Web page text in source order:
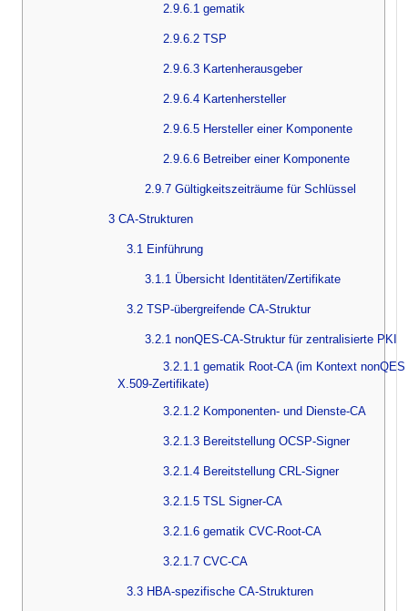
2.9.6.1 gematik
2.9.6.2 TSP
2.9.6.3 Kartenherausgeber
2.9.6.4 Kartenhersteller
2.9.6.5 Hersteller einer Komponente
2.9.6.6 Betreiber einer Komponente
2.9.7 Gültigkeitszeiträume für Schlüssel
3 CA-Strukturen
3.1 Einführung
3.1.1 Übersicht Identitäten/Zertifikate
3.2 TSP-übergreifende CA-Struktur
3.2.1 nonQES-CA-Struktur für zentralisierte PKI
3.2.1.1 gematik Root-CA (im Kontext nonQES
X.509-Zertifikate)
3.2.1.2 Komponenten- und Dienste-CA
3.2.1.3 Bereitstellung OCSP-Signer
3.2.1.4 Bereitstellung CRL-Signer
3.2.1.5 TSL Signer-CA
3.2.1.6 gematik CVC-Root-CA
3.2.1.7 CVC-CA
3.3 HBA-spezifische CA-Strukturen